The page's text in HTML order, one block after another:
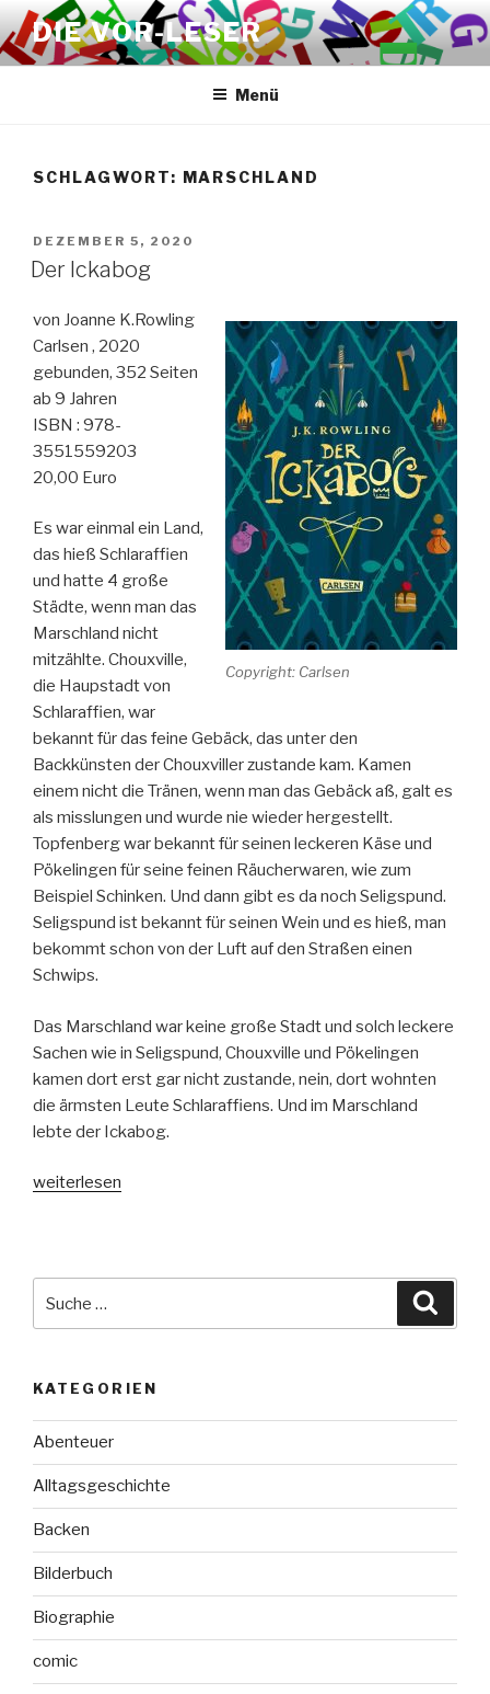
Zum
Inhalt
springen
DIE VOR-LESER
Menü
SCHLAGWORT: MARSCHLAND
VERÖFFENTLICHT
AM
DEZEMBER 5, 2020
Der Ickabog
Copyright: Carlsen
von Joanne K.Rowling
Carlsen , 2020
gebunden, 352 Seiten
ab 9 Jahren
ISBN : 978-
3551559203
20,00 Euro
Es war einmal ein Land,
das hieß Schlaraffien
und hatte 4 große
Städte, wenn man das
Marschland nicht
mitzählte. Chouxville,
die Haupstadt von
Schlaraffien, war
bekannt für das feine Gebäck, das unter den
Backkünsten der Chouxviller zustande kam. Kamen
einem nicht die Tränen, wenn man das Gebäck aß, galt es
als misslungen und wurde nie wieder hergestellt.
Topfenberg war bekannt für seinen leckeren Käse und
Pökelingen für seine feinen Räucherwaren, wie zum
Beispiel Schinken. Und dann gibt es da noch Seligspund.
Seligspund ist bekannt für seinen Wein und es hieß, man
bekommt schon von der Luft auf den Straßen einen
Schwips.
Das Marschland war keine große Stadt und solch leckere
Sachen wie in Seligspund, Chouxville und Pökelingen
kamen dort erst gar nicht zustande, nein, dort wohnten
die ärmsten Leute Schlaraffiens. Und im Marschland
lebte der Ickabog.
„Der
weiterlesen
nach:
KATEGORIEN
Abenteuer
Alltagsgeschichte
Backen
Bilderbuch
Biographie
comic